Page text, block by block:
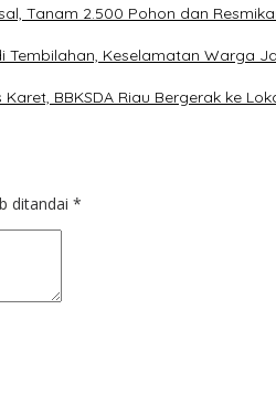
Tanam 2.500 Pohon dan
Tembilahan, Keselamatan Warga
BBKSDA Riau Bergerak ke
ditandai *